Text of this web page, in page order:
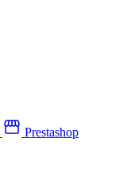
Prestashop